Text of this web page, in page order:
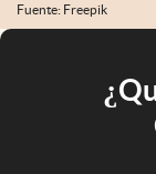
Fuente: Freepik